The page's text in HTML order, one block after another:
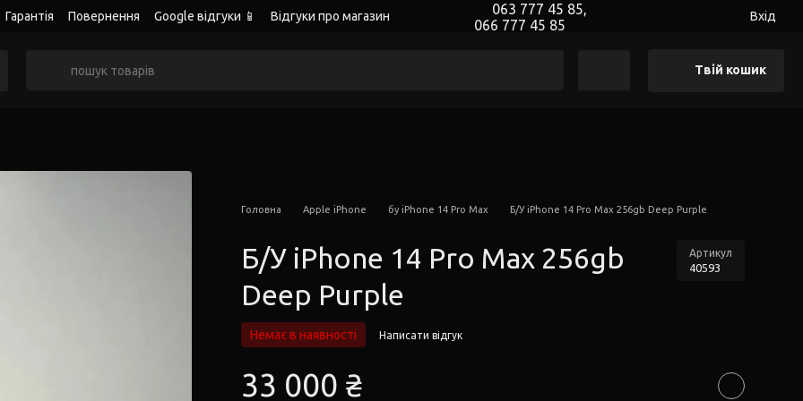
Гарантія Повернення Google відгуки 📱
Відгуки про магазин
063 777 45 85,
066 777 45 85
Вхід
Твій кошик
Головна Apple iPhone бу iPhone 14 Pro Max Б/У iPhone 14 Pro Max 256gb Deep Purple
Б/У iPhone 14 Pro Max 256gb
Deep Purple
Артикул
40593
Немає в наявності Написати відгук
33 000 ₴